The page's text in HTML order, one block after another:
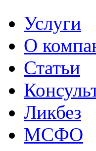
Услуги
О
Статьи
Ликбез
МСФО